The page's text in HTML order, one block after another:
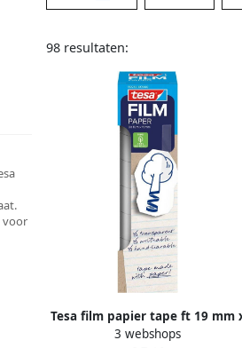
voor
98 resultaten:
Tesa film papier tape ft 19 mm
10 m transparant doos van 8
3 webshops